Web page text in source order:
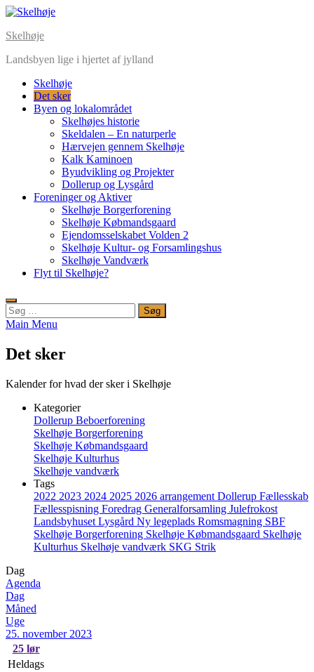
Skelhøje
Landsbyen lige i hjertet af jylland
Skelhøje
Det sker
Byen og lokalområdet
Skelhøjes historie
Skeldalen – En naturperle
Hærvejen gennem Skelhøje
Kalk Kaminoen
Byudvikling og Projekter
Dollerup og Lysgård
Foreninger og Aktiver
Skelhøje Borgerforening
Skelhøje Købmandsgaard
Ejendomsselskabet Volden 2
Skelhøje Kultur- og Forsamlingshus
Skelhøje Vandværk
Flyt til Skelhøje?
Main Menu
Det sker
Kalender for hvad der sker i Skelhøje
Kategorier
Dollerup Beboerforening
Skelhøje Borgerforening
Skelhøje Købmandsgaard
Skelhøje Kulturhus
Skelhøje vandværk
Tags
2022 2023 2024 2025 2026 arrangement Dollerup Fællesskab
Fællesspisning Foredrag Generalforsamling Julefrokost
Landsbyhuset Lysgård Ny legeplads Romsmagning SBF
Skelhøje Borgerforening Skelhøje Købmandsgaard Skelhøje
Kulturhus Skelhøje vandværk SKG Strik
Dag
Agenda
Dag
Måned
Uge
25. november 2023
25 lør
Heldags